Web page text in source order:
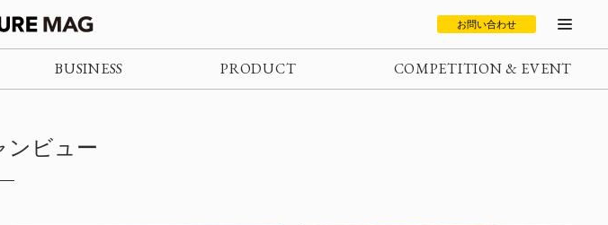
お問い合わせ
BUSINESS PRODUCT COMPETITION & EVENT
ンビュー